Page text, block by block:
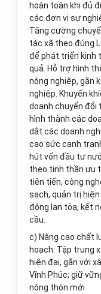
hoàn toàn khi đủ
các đơn vị sự
Tăng cường
tác xã theo đúng
để phát triển kinh
quả. Hỗ trợ hình
nông nghiệp, gắn
nghiệp. Khuyến
doanh chuyển đổi
hình thành các
dắt các doanh
cao sức cạnh
hút vốn đầu tư
theo tinh thần ưu
tiên tiến, công
sạch, quản trị
động lan tỏa, kết
cầu.
c) Nâng cao chất
hoạch. Tập trung
hiện đại, gắn với
Vĩnh Phúc; giữ
nông thôn mới